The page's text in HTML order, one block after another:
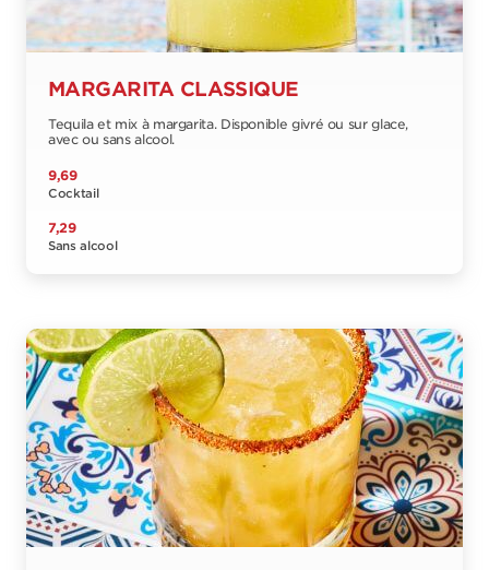
MARGARITA CLASSIQUE
Tequila et mix à margarita. Disponible givré ou sur glace,
avec ou sans alcool.
9,69
Cocktail
7,29
Sans alcool